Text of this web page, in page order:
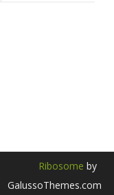
Ribosome by
GalussoThemes.com